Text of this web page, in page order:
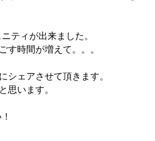
ティが出来ました。
す時間が増えて。。。
シェアさせて頂きます。
思います。